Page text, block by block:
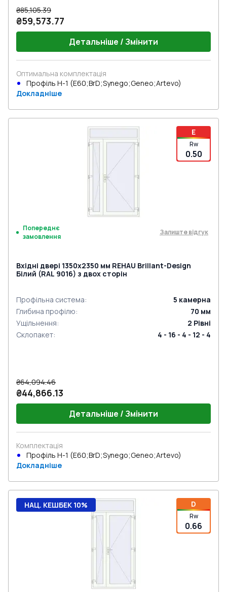
₴85,105.39
₴59,573.77
Детальніше / Змінити
Оптимальна комплектація
Профіль Н-1 (E60;BrD;Synego;Geneo;Artevo)
Докладніше
E
Rw
0.50
Попереднє
замовлення
Залиште відгук
Вхідні двері 1350x2350 мм REHAU Brillant-Design
Білий (RAL 9016) з двох сторін
Профільна система: 5 камерна
Глибина профілю: 70 мм
Ущільнення: 2 Рівні
Склопакет: 4 - 16 - 4 - 12 - 4
₴64,094.46
₴44,866.13
Детальніше / Змінити
Комплектація
Профіль Н-1 (E60;BrD;Synego;Geneo;Artevo)
Докладніше
D
Rw
0.66
НАЦ. КЕШБЕК 10%